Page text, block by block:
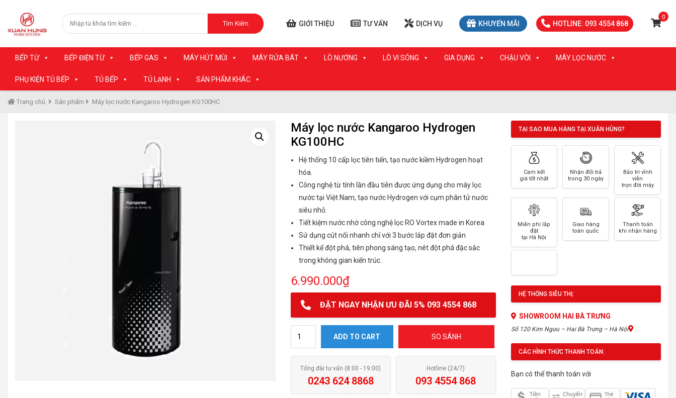
Tìm Kiếm GIỚI THIỆU TƯ VẤN DỊCH VỤ KHUYẾN MÃI HOTLINE: 093 4554 868
0
BẾP TỪ BẾP ĐIỆN TỪ BẾP GAS MÁY HÚT MÙI MÁY RỬA BÁT LÒ NƯỚNG LÒ VI SÓNG GIA DỤNG CHẬU VÒI MÁY LỌC NƯỚC
PHỤ KIỆN TỦ BẾP TỦ BẾP TỦ LẠNH SẢN PHẨM KHÁC
Trang chủ Sản phẩm Máy lọc nước Kangaroo Hydrogen KG100HC
Máy lọc nước Kangaroo Hydrogen
KG100HC
Hệ thống 10 cấp lọc tiên tiến, tạo nước kiềm Hydrogen hoạt
hóa.
Công nghệ từ tính lần đầu tiên được ứng dụng cho máy lọc
nước tại Việt Nam, tạo nước Hydrogen với cụm phân tử nước
siêu nhỏ.
Tiết kiệm nước nhờ công nghệ lọc RO Vortex made in Korea
Sử dụng cút nối nhanh chỉ với 3 bước lắp đặt đơn giản
Thiết kế đột phá, tiên phong sáng tạo, nét đột phá đặc sắc
trong không gian kiến trúc.
6.990.000₫
ĐẶT NGAY NHẬN ƯU ĐÃI 5% 093 4554 868
Máy lọc nước Kangaroo Hydrogen KG100HC quantity
ADD TO CART SO SÁNH
Tổng đài tư vấn (8:00 - 19:00)
0243 624 8868
Hotline (24/7)
093 4554 868
TẠI SAO MUA HÀNG TẠI XUÂN HÙNG?
Cam kết
giá tốt nhất
Nhận đổi trả
trong 30 ngày
Bảo trì vĩnh
viễn
trọn đời máy
Miễn phí lắp
đặt
tại Hà Nội
Giao hàng
toàn quốc
Thanh toán
khi nhận hàng
HỆ THỐNG SIÊU THỊ:
SHOWROOM HAI BÀ TRƯNG
Số 120 Kim Ngưu – Hai Bà Trưng – Hà Nội
CÁC HÌNH THỨC THANH TOÁN:
Bạn có thể thanh toán với